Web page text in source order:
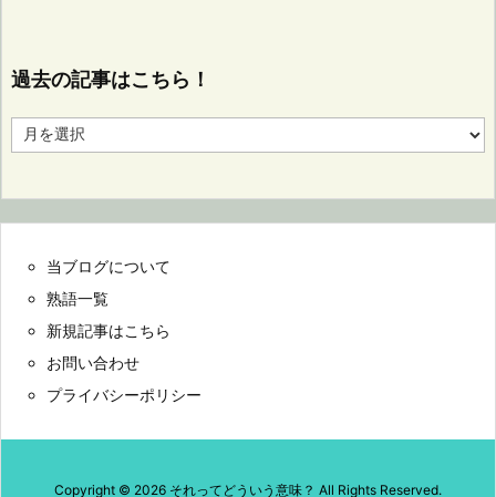
過去の記事はこちら！
去
ら！
当ブログについて
熟語一覧
新規記事はこちら
お問い合わせ
プライバシーポリシー
Copyright © 2026 それってどういう意味？ All Rights Reserved.